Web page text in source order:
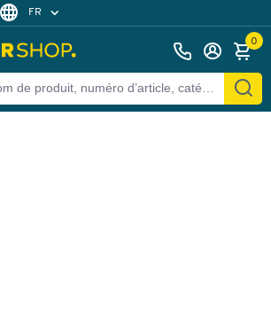
FR
0